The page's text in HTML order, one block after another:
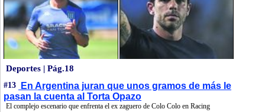
Deportes | Pág.18
#13
En Argentina juran que unos gramos de más le
pasan la cuenta al Torta Opazo
El complejo escenario que enfrenta el ex zaguero de Colo Colo en Racing